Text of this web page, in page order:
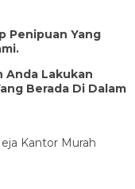
Penipuan Yang
Anda Lakukan
Berada Di Dalam
Kantor Murah